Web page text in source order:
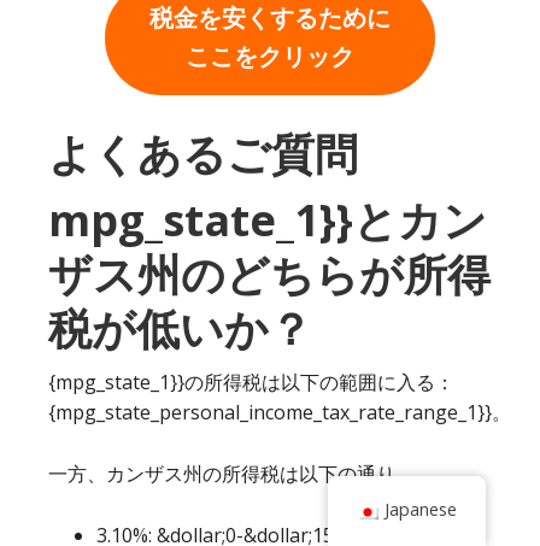
税金を安くするために
ここをクリック
よくあるご質問
mpg_state_1}}とカン
ザス州のどちらが所得
税が低いか？
{mpg_state_1}}の所得税は以下の範囲に入る：
{mpg_state_personal_income_tax_rate_range_1}}。
一方、カンザス州の所得税は以下の通り。
3.10%: &dollar;0-&dollar;15,000
Japanese